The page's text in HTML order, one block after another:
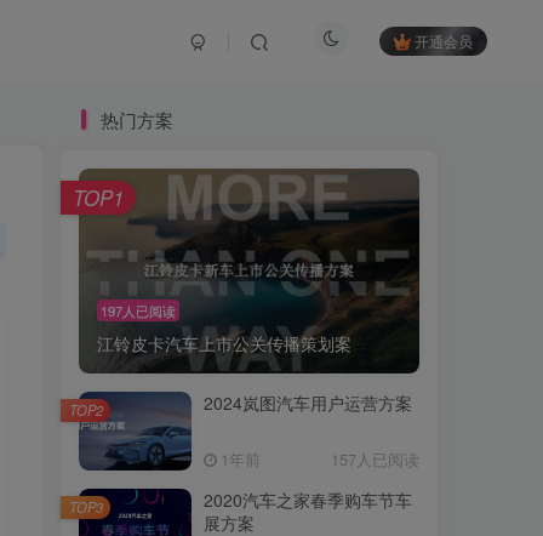
开通会员
热门方案
197人已阅读
江铃皮卡汽车上市公关传播策划案
TOP1
2024岚图汽车用户运营方案
1年前 157人已阅读
TOP2
2020汽车之家春季购车节车
展方案
TOP3